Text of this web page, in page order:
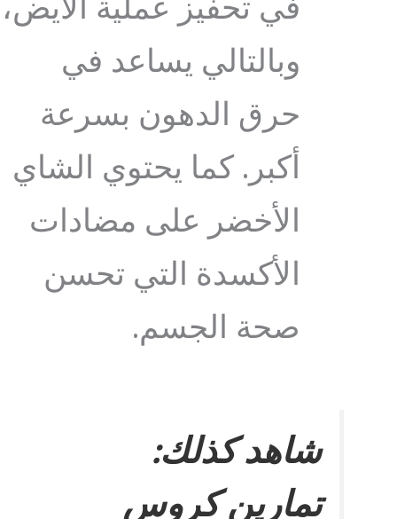
في تحفيز عملية الأيض،
وبالتالي يساعد في
حرق الدهون بسرعة
أكبر. كما يحتوي الشاي
الأخضر على مضادات
الأكسدة التي تحسن
صحة الجسم.
شاهد كذلك:
تمارين كروس